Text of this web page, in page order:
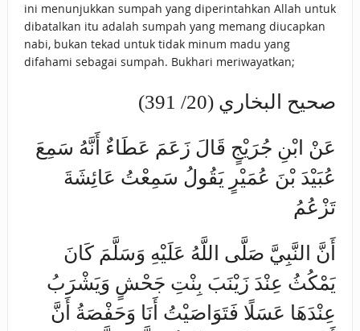
ini menunjukkan sumpah yang diperintahkan Allah untuk
dibatalkan itu adalah sumpah yang memang diucapkan
nabi, bukan tekad untuk tidak minum madu yang
difahami sebagai sumpah. Bukhari meriwayatkan;
صحيح البخاري (20/ 391)
عَنْ ابْنِ جُرَيْجٍ قَالَ زَعَمَ عَطَاءٌ أَنَّهُ سَمِعَ
عُبَيْدَ بْنَ عُمَيْرٍ يَقُولُ سَمِعْتُ عَائِشَةَ
تَزْعُمُ
أَنَّ النَّبِيَّ صَلَّى اللَّهُ عَلَيْهِ وَسَلَّمَ كَانَ
يَمْكُثُ عِنْدَ زَيْنَبَ بِنْتِ جَحْشٍ وَيَشْرَبُ
عِنْدَهَا عَسَلًا فَتَوَاصَيْتُ أَنَا وَحَفْصَةُ أَنَّ